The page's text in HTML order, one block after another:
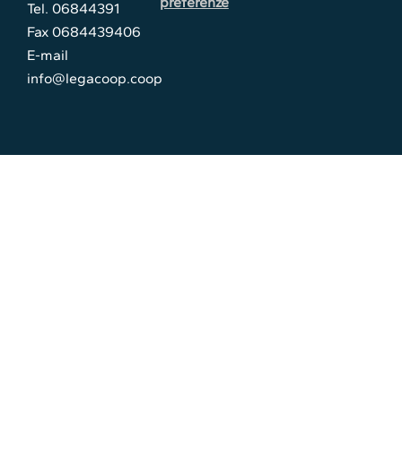
Tel. 06844391
Fax 0684439406
E-mail
info@legacoop.coop